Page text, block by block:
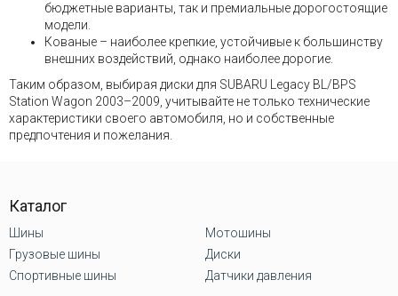
бюджетные варианты, так и премиальные дорогостоящие
модели.
Кованые – наиболее крепкие, устойчивые к большинству
внешних воздействий, однако наиболее дорогие.
Таким образом, выбирая диски для SUBARU Legacy BL/BPS
Station Wagon 2003–2009, учитывайте не только технические
характеристики своего автомобиля, но и собственные
предпочтения и пожелания.
Каталог
Шины
Грузовые шины
Спортивные шины
Мотошины
Диски
Датчики давления